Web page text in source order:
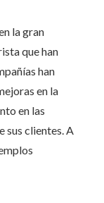
la gran
que han
han
en la
en las
sus clientes. A